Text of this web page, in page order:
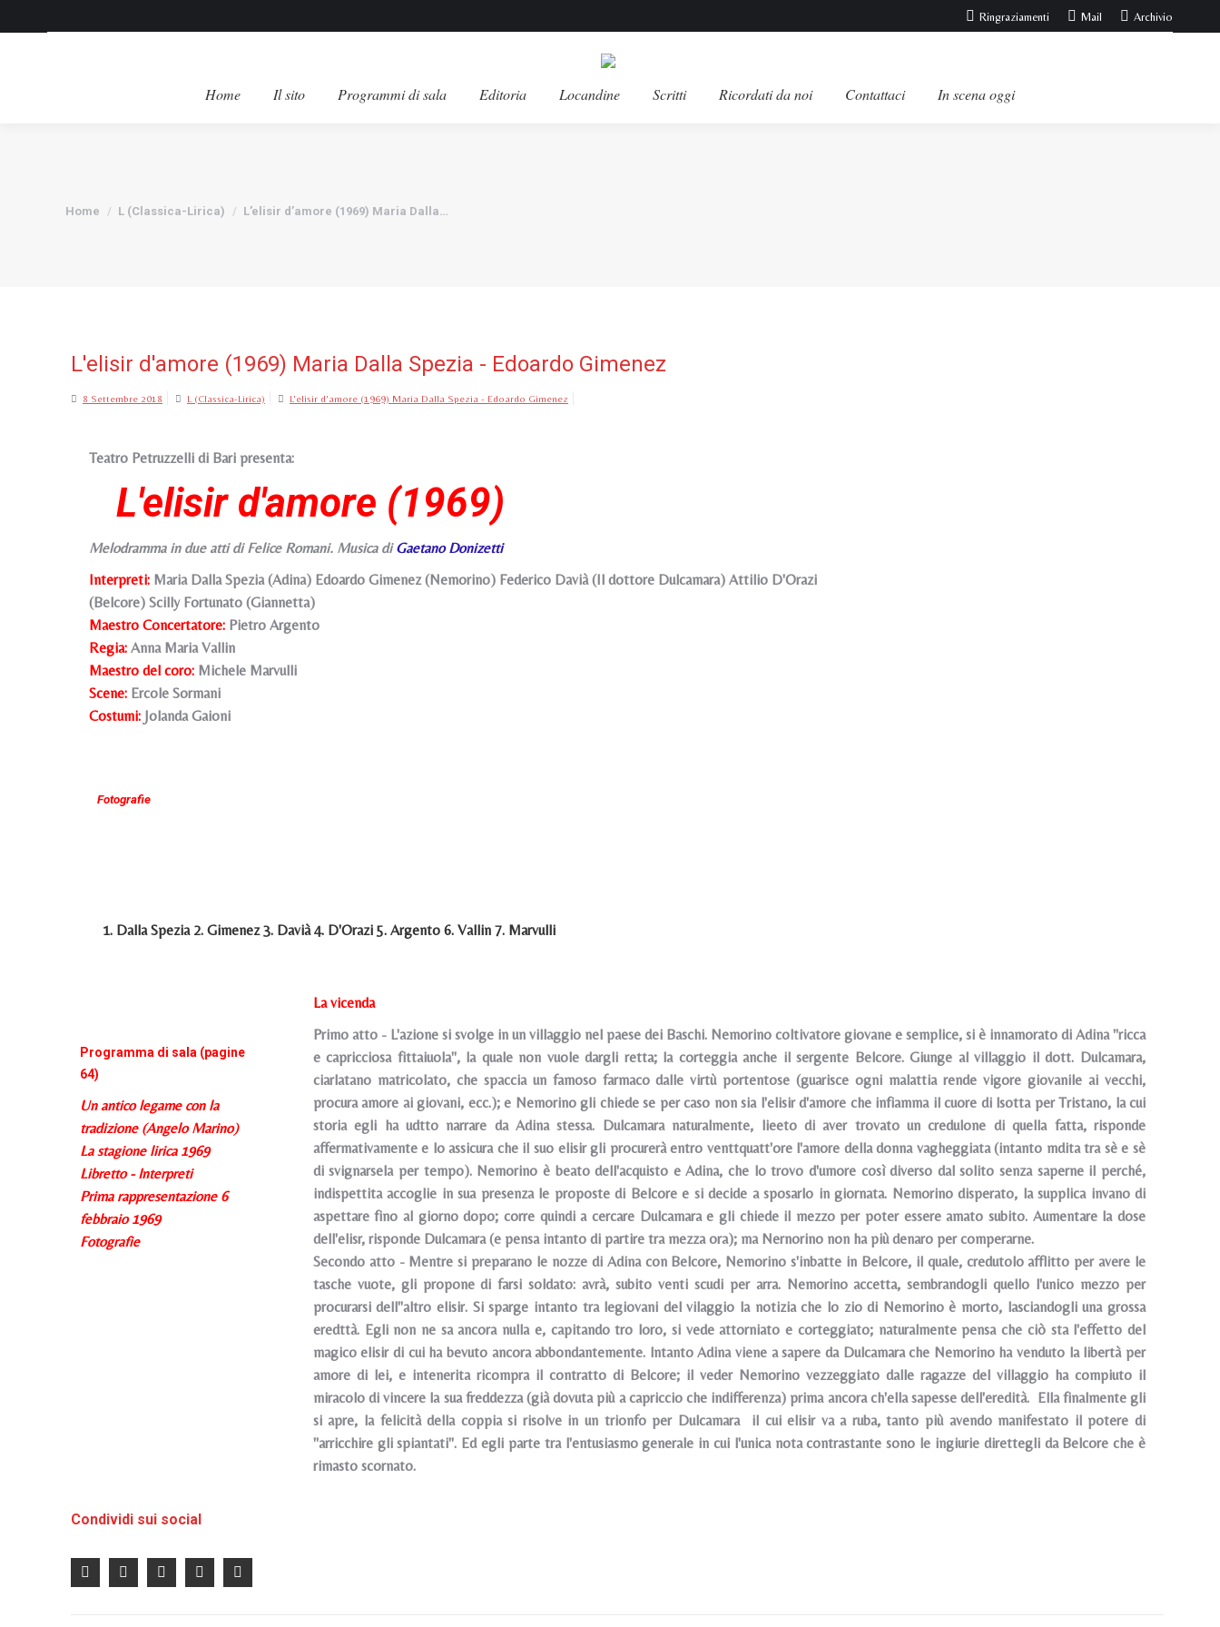
Ringraziamenti Mail Archivio
Home Il sito Programmi di sala Editoria Locandine Scritti Ricordati da noi Contattaci In scena oggi
Tu sei qui:
Home L (Classica-Lirica) L’elisir d’amore (1969) Maria Dalla…
L'elisir d'amore (1969) Maria Dalla Spezia - Edoardo Gimenez
8 Settembre 2018 L (Classica-Lirica) L'elisir d'amore (1969) Maria Dalla Spezia - Edoardo Gimenez
Teatro Petruzzelli di Bari presenta:
L'elisir d'amore (1969)
Melodramma in due atti di Felice Romani. Musica diGaetano Donizetti
Interpreti: Maria Dalla Spezia (Adina) Edoardo Gimenez (Nemorino) Federico Davià (Il dottore Dulcamara) Attilio D'Orazi
(Belcore) Scilly Fortunato (Giannetta)
Maestro Concertatore: Pietro Argento
Regia: Anna Maria Vallin
Maestro del coro: Michele Marvulli
Scene: Ercole Sormani
Costumi: Jolanda Gaioni
Fotografie
1. Dalla Spezia 2. Gimenez 3. Davià 4. D'Orazi 5. Argento 6. Vallin 7. Marvulli
Programma di sala (pagine
64)
Un antico legame con la
tradizione (Angelo Marino)
La stagione lirica 1969
Libretto - Interpreti
Prima rappresentazione 6
febbraio 1969
Fotografie
La vicenda
Primo atto - L'azione si svolge in un villaggio nel paese dei Baschi. Nemorino coltivatore giovane e semplice, si è innamorato di Adina "ricca
e capricciosa fittaiuola", la quale non vuole dargli retta; la corteggia anche il sergente Belcore. Giunge al villaggio il dott. Dulcamara,
ciarlatano matricolato, che spaccia un famoso farmaco dalle virtù portentose (guarisce ogni malattia rende vigore giovanile ai vecchi,
procura amore ai giovani, ecc.); e Nemorino gli chiede se per caso non sia l'elisir d'amore che infiamma il cuore di lsotta per Tristano, la cui
storia egli ha udtto narrare da Adina stessa. Dulcamara naturalmente, lieeto di aver trovato un credulone di quella fatta, risponde
affermativamente e lo assicura che il suo elisir gli procurerà entro venttquatt'ore l'amore della donna vagheggiata (intanto mdita tra sè e sè
di svignarsela per tempo). Nemorino è beato dell'acquisto e Adina, che lo trovo d'umore così diverso dal solito senza saperne il perché,
indispettita accoglie in sua presenza le proposte di Belcore e si decide a sposarlo in giornata. Nemorino disperato, la supplica invano di
aspettare fino al giorno dopo; corre quindi a cercare Dulcamara e gli chiede il mezzo per poter essere amato subito. Aumentare la dose
dell'elisr, risponde Dulcamara (e pensa intanto di partire tra mezza ora); ma Nernorino non ha più denaro per comperarne.
Secondo atto - Mentre si preparano le nozze di Adina con Belcore, Nemorino s'inbatte in Belcore, il quale, credutolo afflitto per avere le
tasche vuote, gli propone di farsi soldato: avrà, subito venti scudi per arra. Nemorino accetta, sembrandogli quello l'unico mezzo per
procurarsi dell''altro elisir. Si sparge intanto tra legiovani del vilaggio la notizia che lo zio di Nemorino è morto, lasciandogli una grossa
eredttà. Egli non ne sa ancora nulla e, capitando tro loro, si vede attorniato e corteggiato; naturalmente pensa che ciò sta l'effetto del
magico elisir di cui ha bevuto ancora abbondantemente. lntanto Adina viene a sapere da Dulcamara che Nemorino ha venduto la libertà per
amore di lei, e intenerita ricompra il contratto di Belcore; il veder Nemorino vezzeggiato dalle ragazze del villaggio ha compiuto il
miracolo di vincere la sua freddezza (già dovuta più a capriccio che indifferenza) prima ancora ch'ella sapesse dell'eredità. Ella finalmente gli
si apre, la felicità della coppia si risolve in un trionfo per Dulcamara il cui elisir va a ruba, tanto più avendo manifestato il potere di
"arricchire gli spiantati". Ed egli parte tra l'entusiasmo generale in cui l'unica nota contrastante sono le ingiurie direttegli da Belcore che è
rimasto scornato.
Condividi sui social